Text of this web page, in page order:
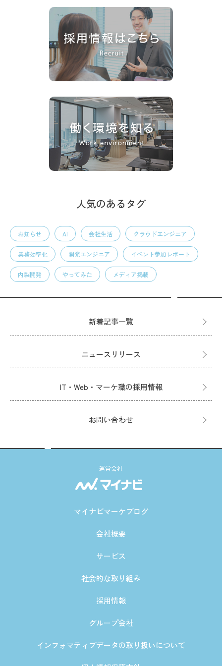
人気のあるタグ
お知らせ AI 会社生活 クラウドエンジニア
業務効率化 開発エンジニア イベント参加レポート
内製開発 やってみた メディア掲載
新着記事一覧
ニュースリリース
IT・Web・マーケ職の採用情報
お問い合わせ
運営会社
マイナビマーケブログ
会社概要
サービス
社会的な取り組み
採用情報
グループ会社
インフォマティブデータの取り扱いについて